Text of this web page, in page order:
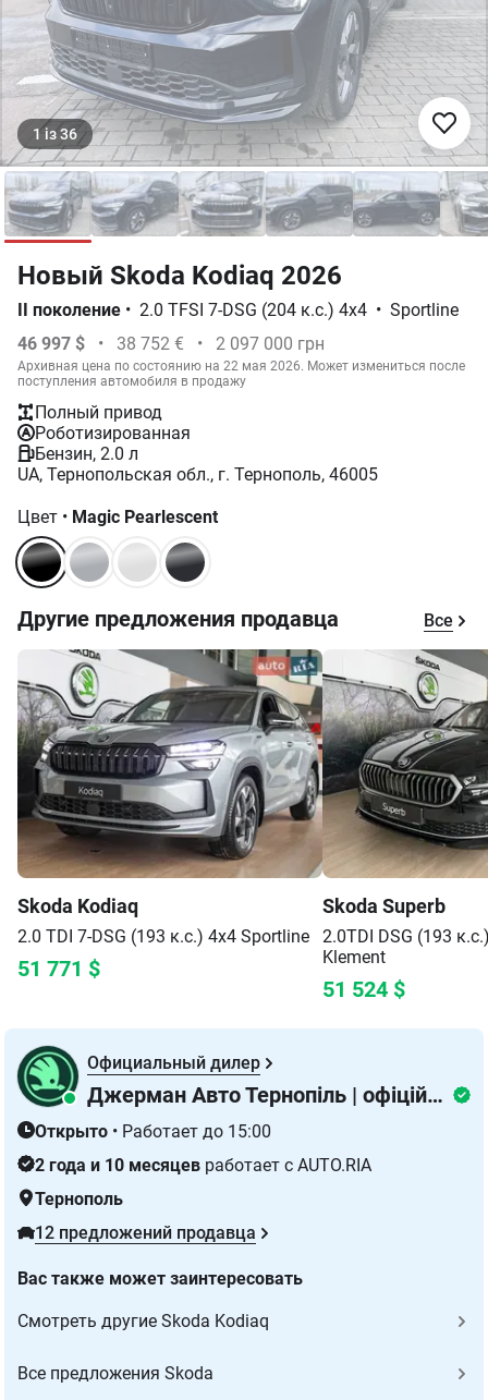
1із36
Новый Skoda Kodiaq 2026
II поколение • 2.0 TFSI 7-DSG (204 к.с.) 4x4 • Sportline
46 997 $
• 38 752 € • 2 097 000 грн
Архивная цена по состоянию на 22 мая 2026. Может измениться после
поступления автомобиля в продажу
Полный привод
Роботизированная
Бензин, 2.0 л
UA, Тернопольская обл., г. Тернополь, 46005
Цвет • Magic Pearlescent
Другие предложения продавца Все
Skoda Kodiaq
2.0 TDI 7-DSG (193 к.с.) 4x4 Sportline
51 771 $
Skoda Superb
2.0TDI DSG (193
Klement
51 524 $
Официальный дилер
Джерман Авто Тернопіль | офіційний дилер Skoda
Открыто • Работает до 15:00
2 года и 10 месяцев работает с AUTO.RIA
Тернополь
12 предложений продавца
Вас также может заинтересовать
Cмотреть другие Skoda Kodiaq
Все предложения Skoda